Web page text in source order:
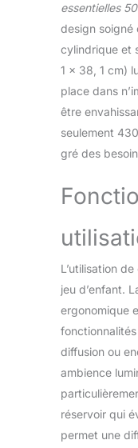
essentielles
design soigné
cylindrique et
1 x 38, 1 cm)
place dans
être
seulement
gré des
L’utilisation
jeu d’enfant.
ergonomique
diffusion ou
ambience
réservoir qui
permet une